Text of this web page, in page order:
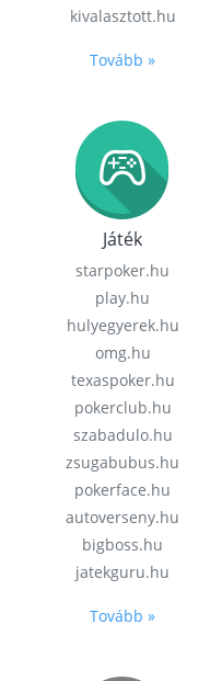
kivalasztott.hu
Tovább »
Játék
starpoker.hu
play.hu
hulyegyerek.hu
omg.hu
texaspoker.hu
pokerclub.hu
szabadulo.hu
zsugabubus.hu
pokerface.hu
autoverseny.hu
bigboss.hu
jatekguru.hu
Tovább »